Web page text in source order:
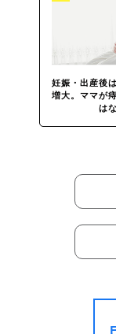
妊娠・出産後
増大。ママが
は